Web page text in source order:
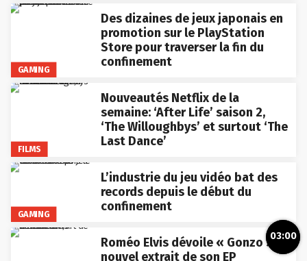
GAMING
Des dizaines de jeux japonais en
promotion sur le PlayStation
Store pour traverser la fin du
confinement
FILMS
Nouveautés Netflix de la
semaine: ‘After Life’ saison 2,
‘The Willoughbys’ et surtout ‘The
Last Dance’
GAMING
L’industrie du jeu vidéo bat des
records depuis le début du
confinement
Roméo Elvis dévoile « Gonzo »,
nouvel extrait de son EP
03:00